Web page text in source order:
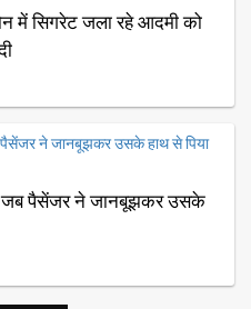
में सिगरेट जला रहे आदमी को
जब पैसेंजर ने जानबूझकर उसके